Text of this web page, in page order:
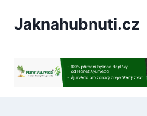
Jaknahubnuti.cz